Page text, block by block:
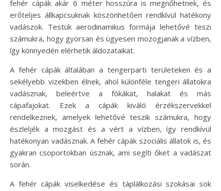
fehér cápák akár 6 méter hosszúra is megnőhetnek, és
erőteljes állkapcsuknak köszönhetően rendkívül hatékony
vadászok. Testük aerodinamikus formája lehetővé teszi
számukra, hogy gyorsan és ügyesen mozogjanak a vízben,
így könnyedén elérhetik áldozataikat.
A fehér cápák általában a tengerparti területeken és a
sekélyebb vizekben élnek, ahol különféle tengeri állatokra
vadásznak, beleértve a fókákat, halakat és más
cápafajokat. Ezek a cápák kiváló érzékszervekkel
rendelkeznek, amelyek lehetővé teszik számukra, hogy
észleljék a mozgást és a vért a vízben, így rendkívül
hatékonyan vadásznak. A fehér cápák szociális állatok is, és
gyakran csoportokban úsznak, ami segíti őket a vadászat
során.
A fehér cápák viselkedése és táplálkozási szokásai sok